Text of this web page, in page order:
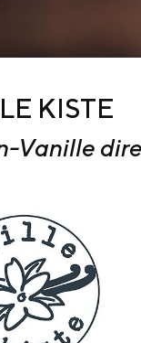
KISTE
Vanille